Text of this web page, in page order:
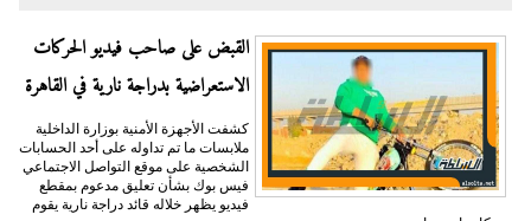
القبض على صاحب فيديو الحركات
الاستعراضية بدراجة نارية في القاهرة
كشفت الأجهزة الأمنية بوزارة الداخلية
ملابسات ما تم تداوله على أحد الحسابات
الشخصية على موقع التواصل الاجتماعي
فيس بوك بشأن تعليق مدعوم بمقطع
فيديو يظهر خلاله قائد دراجة نارية يقوم